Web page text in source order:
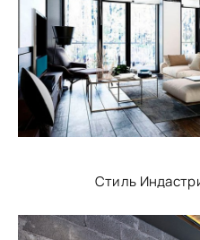
Стиль